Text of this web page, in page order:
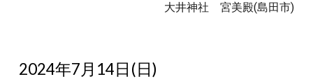
大井神社 宮美殿(島田市)
2024年7月14日(日)